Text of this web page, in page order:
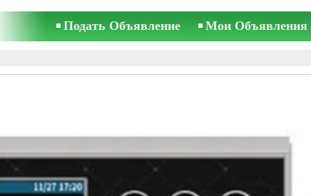
Подать Объявление Мои Объявления